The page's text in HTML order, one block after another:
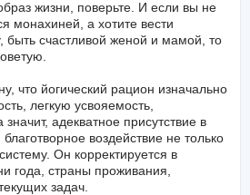
жизни, поверьте. И если вы не
монахиней, а хотите вести
быть счастливой женой и мамой, то
что йогический рацион изначально
легкую усвояемость,
адекватное присутствие в
воздействие не только
Он корректируется в
года, страны проживания,
задач.